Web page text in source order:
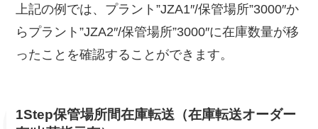
上記の例では、プラント”JZA1″/保管場所”3000″か
らプラント”JZA2″/保管場所”3000″に在庫数量が移
ったことを確認することができます。
1Step保管場所間在庫転送 （在庫転送オーダー